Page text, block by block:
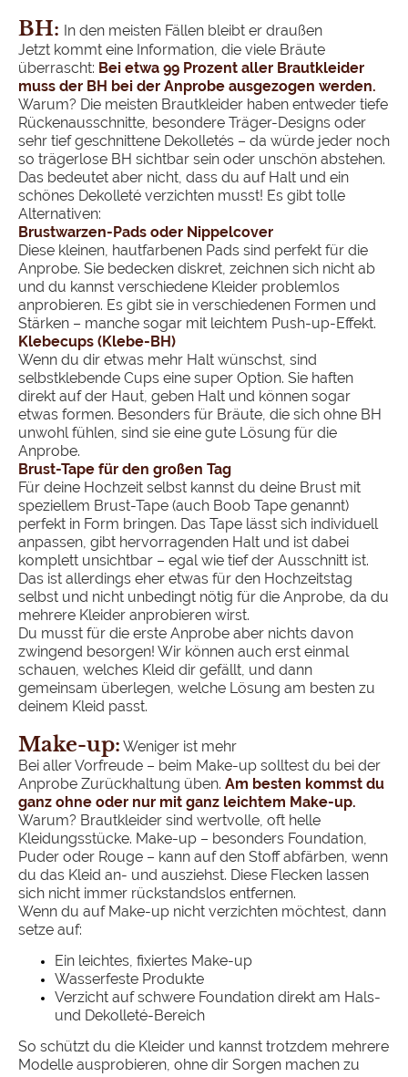
BH: In den meisten Fällen bleibt er draußen
Jetzt kommt eine Information, die viele Bräute
überrascht: Bei etwa 99 Prozent aller Brautkleider
muss der BH bei der Anprobe ausgezogen werden.
Warum? Die meisten Brautkleider haben entweder tiefe
Rückenausschnitte, besondere Träger-Designs oder
sehr tief geschnittene Dekolletés – da würde jeder noch
so trägerlose BH sichtbar sein oder unschön abstehen.
Das bedeutet aber nicht, dass du auf Halt und ein
schönes Dekolleté verzichten musst! Es gibt tolle
Alternativen:
Brustwarzen-Pads oder Nippelcover
Diese kleinen, hautfarbenen Pads sind perfekt für die
Anprobe. Sie bedecken diskret, zeichnen sich nicht ab
und du kannst verschiedene Kleider problemlos
anprobieren. Es gibt sie in verschiedenen Formen und
Stärken – manche sogar mit leichtem Push-up-Effekt.
Klebecups (Klebe-BH)
Wenn du dir etwas mehr Halt wünschst, sind
selbstklebende Cups eine super Option. Sie haften
direkt auf der Haut, geben Halt und können sogar
etwas formen. Besonders für Bräute, die sich ohne BH
unwohl fühlen, sind sie eine gute Lösung für die
Anprobe.
Brust-Tape für den großen Tag
Für deine Hochzeit selbst kannst du deine Brust mit
speziellem Brust-Tape (auch Boob Tape genannt)
perfekt in Form bringen. Das Tape lässt sich individuell
anpassen, gibt hervorragenden Halt und ist dabei
komplett unsichtbar – egal wie tief der Ausschnitt ist.
Das ist allerdings eher etwas für den Hochzeitstag
selbst und nicht unbedingt nötig für die Anprobe, da du
mehrere Kleider anprobieren wirst.
Du musst für die erste Anprobe aber nichts davon
zwingend besorgen! Wir können auch erst einmal
schauen, welches Kleid dir gefällt, und dann
gemeinsam überlegen, welche Lösung am besten zu
deinem Kleid passt.
Make-up: Weniger ist mehr
Bei aller Vorfreude – beim Make-up solltest du bei der
Anprobe Zurückhaltung üben. Am besten kommst du
ganz ohne oder nur mit ganz leichtem Make-up.
Warum? Brautkleider sind wertvolle, oft helle
Kleidungsstücke. Make-up – besonders Foundation,
Puder oder Rouge – kann auf den Stoff abfärben, wenn
du das Kleid an- und ausziehst. Diese Flecken lassen
sich nicht immer rückstandslos entfernen.
Wenn du auf Make-up nicht verzichten möchtest, dann
setze auf:
Ein leichtes, fixiertes Make-up
Wasserfeste Produkte
Verzicht auf schwere Foundation direkt am Hals-
und Dekolleté-Bereich
So schützt du die Kleider und kannst trotzdem mehrere
Modelle ausprobieren, ohne dir Sorgen machen zu